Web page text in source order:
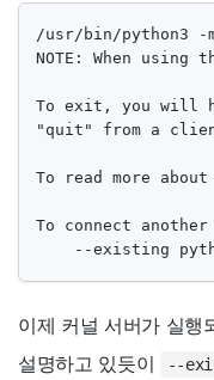
/usr/bin/python3 -
NOTE: When
To exit, you will
"quit" from a
To read more
To connect
--existing
이제 커널 서버가 실행
설명하고 있듯이
--